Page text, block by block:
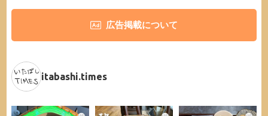
広告掲載について
itabashi.times